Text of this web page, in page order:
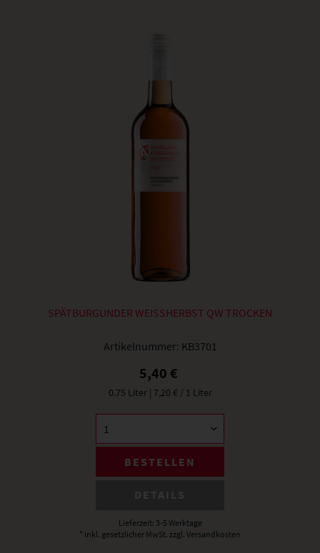
SPÄTBURGUNDER WEISSHERBST QW TROCKEN
Artikelnummer: KB3701
5,40 €
0.75 Liter | 7,20 € / 1 Liter
BESTELLEN
Lieferzeit: 3-5 Werktage
* inkl. gesetzlicher MwSt.zzgl. Versandkosten